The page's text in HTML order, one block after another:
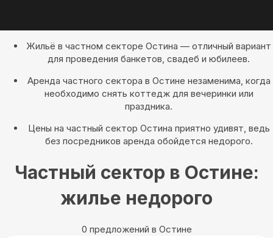
Жильё в частном секторе Остина — отличный вариант
для проведения банкетов, свадеб и юбилеев.
Аренда частного сектора в Остине незаменима, когда
необходимо снять коттедж для вечеринки или
праздника.
Цены на частный сектор Остина приятно удивят, ведь
без посредников аренда обойдется недорого.
Частный сектор в Остине:
жилье недорого
0 предложений в Остине